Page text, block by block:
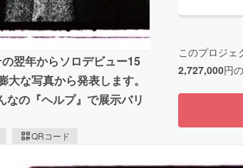
翌年からソロデビュー15
な写真から発表します。
の『ヘルプ』で展示バリ
QRコード
このプロジェ
2,727,000円